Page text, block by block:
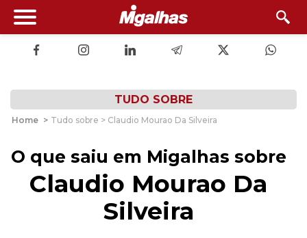
TUDO SOBRE
Home > Tudo sobre > Claudio Mourao Da Silveira
O que saiu em Migalhas sobre
Claudio Mourao Da
Silveira